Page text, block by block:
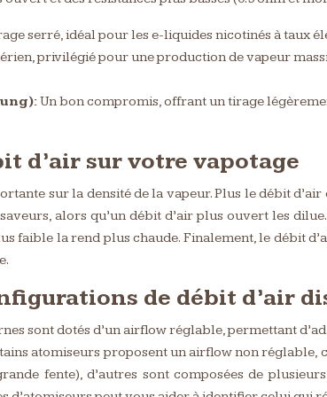
serré, idéal pour les e-liquides nicotinés à taux
privilégié pour une production de vapeur
Un bon compromis, offrant un tirage
d’air sur votre vapotage
sur la densité de la vapeur. Plus le débit
alors qu’un débit d’air plus ouvert les
faible la rend plus chaude. Finalement, le débit
de débit d’air
sont dotés d’un airflow réglable, permettant
atomiseurs proposent un airflow non
fente), d’autres sont composées de